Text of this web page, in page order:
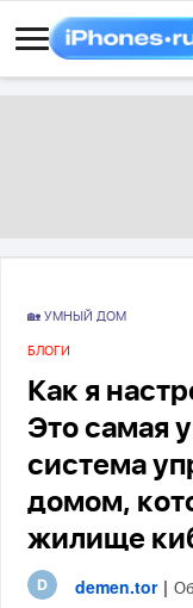
🏡 УМНЫЙ ДОМ
БЛОГИ
Как я
Это самая
система
домом,
жилище
demen.tor |